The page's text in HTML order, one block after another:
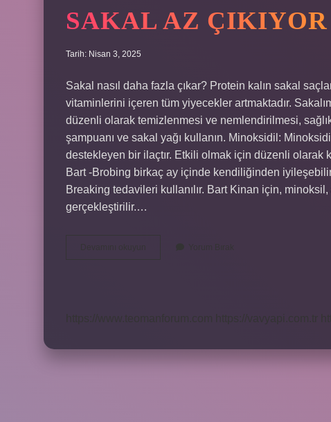
SAKAL AZ
Tarih: Nisan 3, 2025
Sakal nasıl daha fazla çıkar? Protein kalın sakal
vitaminlerini içeren tüm yiyecekler artmaktadır.
düzenli olarak temizlenmesi ve nemlendirilmesi,
şampuanı ve sakal yağı kullanın. Minoksidil:
destekleyen bir ilaçtır. Etkili olmak için düzenli olarak
Bart -Brobing birkaç ay içinde kendiliğinden
Breaking tedavileri kullanılır. Bart Kinan için,
gerçekleştirilir.…